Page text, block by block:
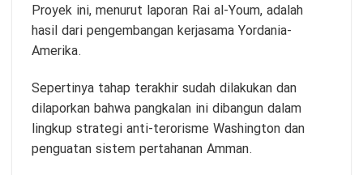
Proyek ini, menurut laporan Rai al-Youm, adalah
hasil dari pengembangan kerjasama Yordania-
Amerika.
Sepertinya tahap terakhir sudah dilakukan dan
dilaporkan bahwa pangkalan ini dibangun dalam
lingkup strategi anti-terorisme Washington dan
penguatan sistem pertahanan Amman.